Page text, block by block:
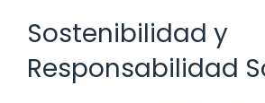
Sostenibilidad y
Responsabilidad